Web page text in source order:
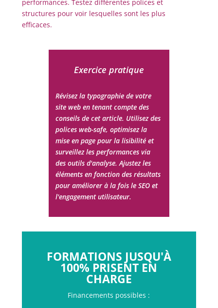
performances. Testez différentes polices et
structures pour voir lesquelles sont les plus
efficaces.
Exercice pratique
Révisez la typographie de votre
site web en tenant compte des
conseils de cet article. Utilisez des
polices web-safe, optimisez la
mise en page pour la lisibilité et
surveillez les performances via
des outils d'analyse. Ajustez les
éléments en fonction des résultats
pour améliorer à la fois le SEO et
l'engagement utilisateur.
FORMATIONS JUSQU'À
100% PRISENT EN
CHARGE
Financements possibles :